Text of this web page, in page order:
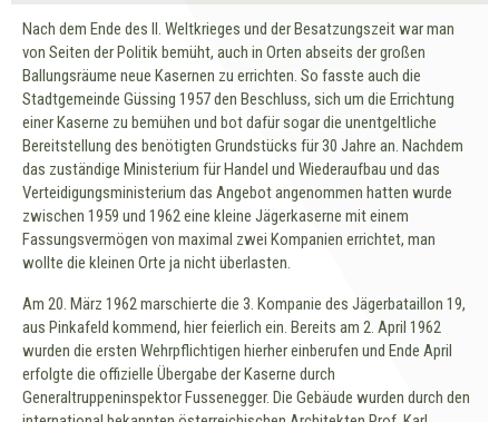
Nach dem Ende des II. Weltkrieges und der Besatzungszeit war man
von Seiten der Politik bemüht, auch in Orten abseits der großen
Ballungsräume neue Kasernen zu errichten. So fasste auch die
Stadtgemeinde Güssing 1957 den Beschluss, sich um die Errichtung
einer Kaserne zu bemühen und bot dafür sogar die unentgeltliche
Bereitstellung des benötigten Grundstücks für 30 Jahre an. Nachdem
das zuständige Ministerium für Handel und Wiederaufbau und das
Verteidigungsministerium das Angebot angenommen hatten wurde
zwischen 1959 und 1962 eine kleine Jägerkaserne mit einem
Fassungsvermögen von maximal zwei Kompanien errichtet, man
wollte die kleinen Orte ja nicht überlasten.
Am 20. März 1962 marschierte die 3. Kompanie des Jägerbataillon 19,
aus Pinkafeld kommend, hier feierlich ein. Bereits am 2. April 1962
wurden die ersten Wehrpflichtigen hierher einberufen und Ende April
erfolgte die offizielle Übergabe der Kaserne durch
Generaltruppeninspektor Fussenegger. Die Gebäude wurden durch den